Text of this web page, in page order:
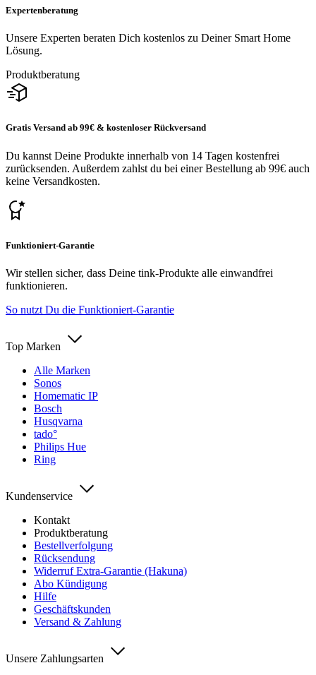
Expertenberatung
Unsere Experten beraten Dich kostenlos zu Deiner Smart Home
Lösung.
Produktberatung
Gratis Versand ab 99€ & kostenloser Rückversand
Du kannst Deine Produkte innerhalb von 14 Tagen kostenfrei
zurücksenden. Außerdem zahlst du bei einer Bestellung ab 99€ auch
keine Versandkosten.
Funktioniert-Garantie
Wir stellen sicher, dass Deine tink-Produkte alle einwandfrei
funktionieren.
So nutzt Du die Funktioniert-Garantie
Top Marken
Alle Marken
Sonos
Homematic IP
Bosch
Husqvarna
tado°
Philips Hue
Ring
Kundenservice
Kontakt
Produktberatung
Bestellverfolgung
Rücksendung
Widerruf Extra-Garantie (Hakuna)
Abo Kündigung
Hilfe
Geschäftskunden
Versand & Zahlung
Unsere Zahlungsarten